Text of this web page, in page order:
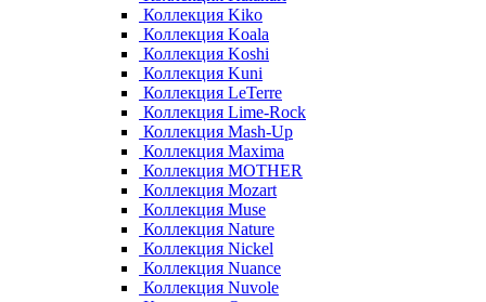
Коллекция Kiko
Коллекция Koala
Коллекция Koshi
Коллекция Kuni
Коллекция LeTerre
Коллекция Lime-Rock
Коллекция Mash-Up
Коллекция Maxima
Коллекция MOTHER
Коллекция Mozart
Коллекция Muse
Коллекция Nature
Коллекция Nickel
Коллекция Nuance
Коллекция Nuvole